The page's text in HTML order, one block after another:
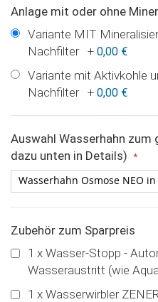
Anlage mit oder ohne
Variante MIT
Nachfilter + 0,00 €
Variante mit Aktivkohle
Nachfilter + 0,00 €
Auswahl Wasserhahn zum günstigen Paketpreis (Fotos
dazu unten in Details)
Zubehör zum Sparpreis
1 x Wasser-Stopp -
Wasseraustritt (wie
1 x Wasserwirbler